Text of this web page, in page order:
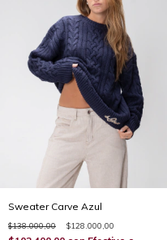
Sweater Carve Azul
$138.000,00 $128.000,00